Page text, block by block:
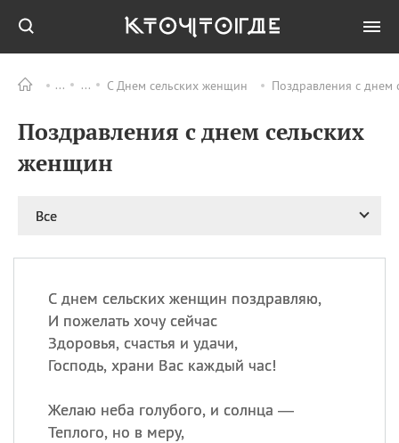
С Днем сельских женщин Поздравления с днем
Поздравления с днем сельских
женщин
Все
С днем сельских женщин поздравляю,
И пожелать хочу сейчас
Здоровья, счастья и удачи,
Господь, храни Вас каждый час!
Желаю неба голубого, и солнца —
Теплого, но в меру,
ПРАЗДНИКИ Все
06.08 Преображение
Господне у западных
Романа и Давида
мучеников
маяка
07.08